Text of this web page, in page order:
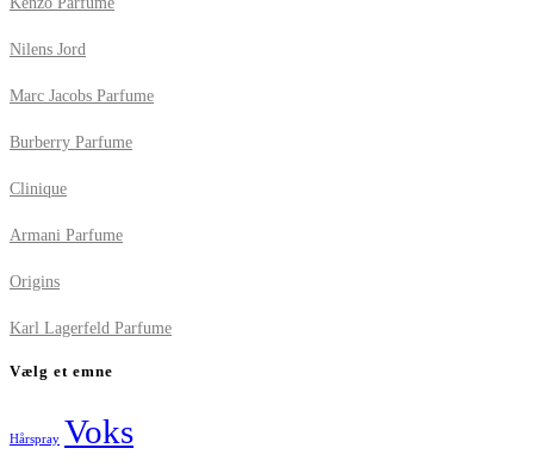
Nilens Jord
Marc Jacobs Parfume
Burberry Parfume
Clinique
Armani Parfume
Origins
Karl Lagerfeld Parfume
Vælg et emne
Hårspray Voks